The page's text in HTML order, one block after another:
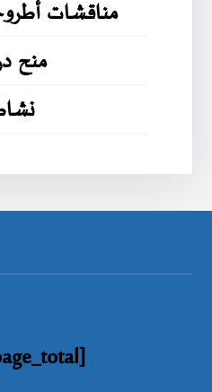
مناقشات
منح
[rano_page_total]